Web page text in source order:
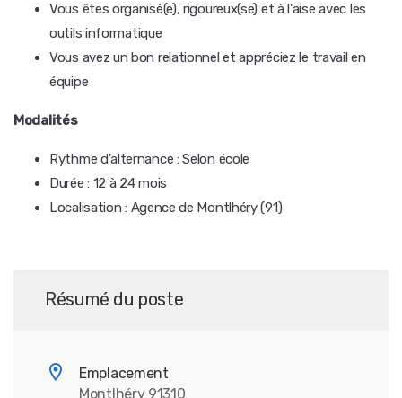
Vous êtes organisé(e), rigoureux(se) et à l'aise avec les
outils informatique
Vous avez un bon relationnel et appréciez le travail en
équipe
Modalités
Rythme d'alternance : Selon école
Durée : 12 à 24 mois
Localisation : Agence de Montlhéry (91)
Résumé du poste
Emplacement
Montlhéry 91310